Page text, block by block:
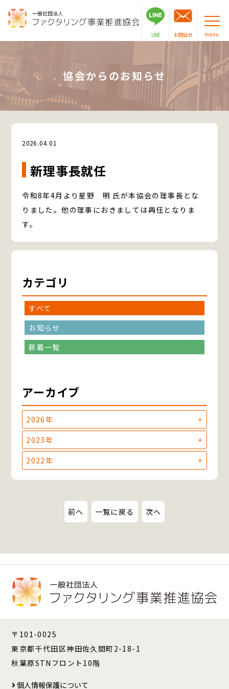
LINE お問合せ menu
協会からのお知らせ
2026.04.01
新理事長就任
令和8年4月より星野 明 氏が本協会の理事長とな
りました。他の理事におきましては再任となりま
す。
カテゴリ
すべて
お知らせ
新着一覧
アーカイブ
2026年
2023年
2022年
前へ 一覧に戻る 次へ
〒101-0025
東京都千代田区神田佐久間町2-18-1
秋葉原STNフロント10階
個人情報保護について